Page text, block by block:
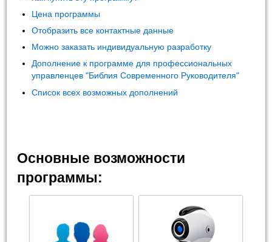
Цена программы
Отобразить все контактные данные
Можно заказать индивидуальную разработку
Дополнение к программе для профессиональных
управленцев "Библия Современного Руководителя"
Список всех возможных дополнений
Основные возможности
программы: